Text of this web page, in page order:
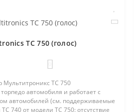
TC 750 (голос)
Мультитроникс TC 750
автомобиля и работает с
автомобилей (см. поддерживаемые
740 от модели TC 750: отсутствие